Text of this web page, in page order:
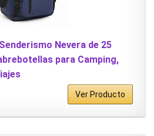
Nevera de 25
para Camping,
Ver Producto